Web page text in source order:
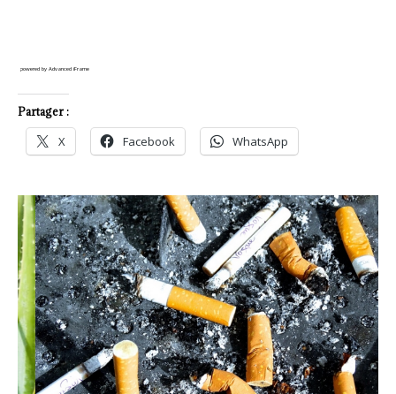
powered by Advanced iFrame
Partager :
X Facebook WhatsApp